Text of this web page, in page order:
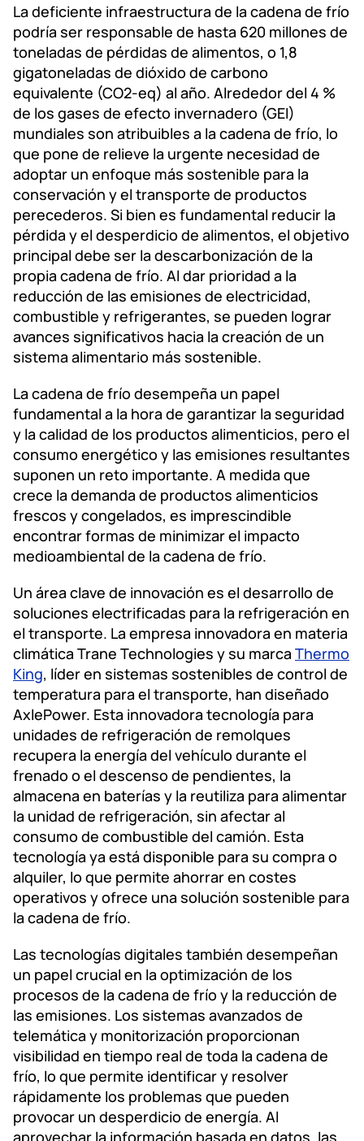
La deficiente infraestructura de la cadena de frío
podría ser responsable de hasta 620 millones de
toneladas de pérdidas de alimentos, o 1,8
gigatoneladas de dióxido de carbono
equivalente (CO2-eq) al año. Alrededor del 4 %
de los gases de efecto invernadero (GEI)
mundiales son atribuibles a la cadena de frío, lo
que pone de relieve la urgente necesidad de
adoptar un enfoque más sostenible para la
conservación y el transporte de productos
perecederos. Si bien es fundamental reducir la
pérdida y el desperdicio de alimentos, el objetivo
principal debe ser la descarbonización de la
propia cadena de frío. Al dar prioridad a la
reducción de las emisiones de electricidad,
combustible y refrigerantes, se pueden lograr
avances significativos hacia la creación de un
sistema alimentario más sostenible.
La cadena de frío desempeña un papel
fundamental a la hora de garantizar la seguridad
y la calidad de los productos alimenticios, pero el
consumo energético y las emisiones resultantes
suponen un reto importante. A medida que
crece la demanda de productos alimenticios
frescos y congelados, es imprescindible
encontrar formas de minimizar el impacto
medioambiental de la cadena de frío.
Un área clave de innovación es el desarrollo de
soluciones electrificadas para la refrigeración en
el transporte. La empresa innovadora en materia
climática Trane Technologies y su marca Thermo
King, líder en sistemas sostenibles de control de
temperatura para el transporte, han diseñado
AxlePower. Esta innovadora tecnología para
unidades de refrigeración de remolques
recupera la energía del vehículo durante el
frenado o el descenso de pendientes, la
almacena en baterías y la reutiliza para alimentar
la unidad de refrigeración, sin afectar al
consumo de combustible del camión. Esta
tecnología ya está disponible para su compra o
alquiler, lo que permite ahorrar en costes
operativos y ofrece una solución sostenible para
la cadena de frío.
Las tecnologías digitales también desempeñan
un papel crucial en la optimización de los
procesos de la cadena de frío y la reducción de
las emisiones. Los sistemas avanzados de
telemática y monitorización proporcionan
visibilidad en tiempo real de toda la cadena de
frío, lo que permite identificar y resolver
rápidamente los problemas que pueden
provocar un desperdicio de energía. Al
aprovechar la información basada en datos, las